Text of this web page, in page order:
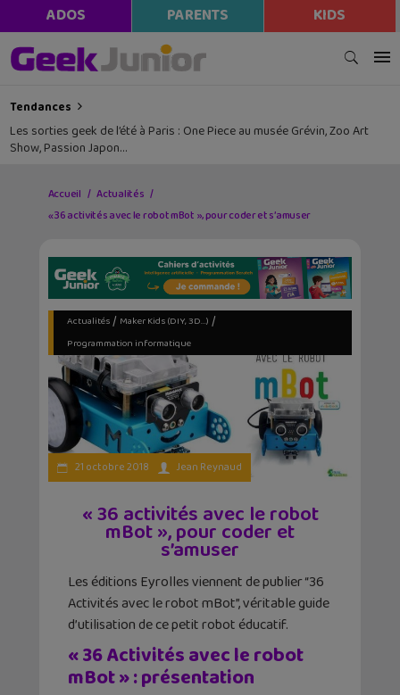
ADOS PARENTS KIDS
Tendances
Les sorties geek de l’été à Paris : One Piece au musée Grévin, Zoo Art
Show, Passion Japon…
Accueil
Actualités
« 36 activités avec le robot mBot », pour coder et s’amuser
Actualités/ Maker Kids (DIY, 3D...) /
Programmation informatique
21 octobre 2018 Jean Reynaud
« 36 activités avec le robot
mBot », pour coder et
s’amuser
Les éditions Eyrolles viennent de publier “36
Activités avec le robot mBot”, véritable guide
d’utilisation de ce petit robot éducatif.
« 36 Activités avec le robot
mBot » : présentation